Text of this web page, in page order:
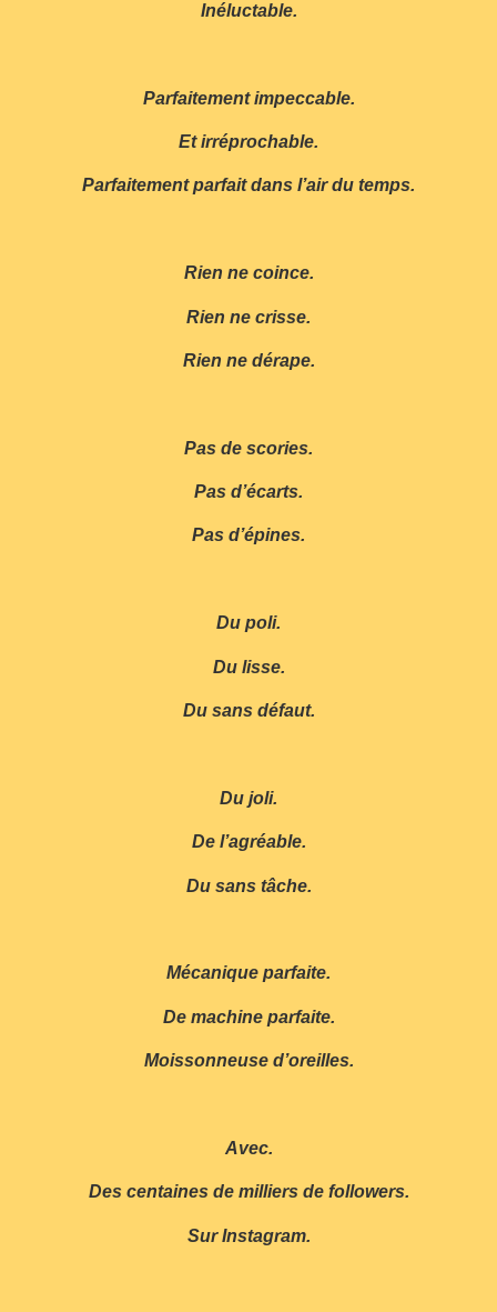
Inéluctable.
Parfaitement impeccable.
Et irréprochable.
Parfaitement parfait dans l’air du temps.
Rien ne coince.
Rien ne crisse.
Rien ne dérape.
Pas de scories.
Pas d’écarts.
Pas d’épines.
Du poli.
Du lisse.
Du sans défaut.
Du joli.
De l’agréable.
Du sans tâche.
Mécanique parfaite.
De machine parfaite.
Moissonneuse d’oreilles.
Avec.
Des centaines de milliers de followers.
Sur Instagram.